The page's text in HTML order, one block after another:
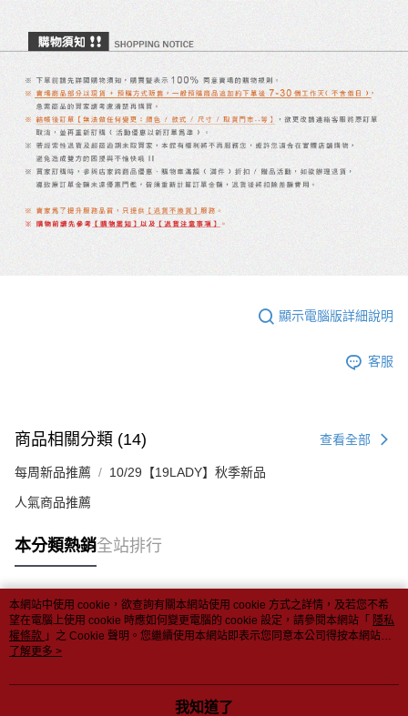
顯示電腦版詳細說明
客服
商品相關分類 (14) 查看全部
每周新品推薦 10/29【19LADY】秋季新品
人氣商品推薦
本分類熱銷全站排行
熱門標籤
本網站中使用 cookie，欲查詢有關本網站使用 cookie 方式之詳情，及若您不希
望在電腦上使用 cookie 時應如何變更電腦的 cookie 設定，請參閱本網站「 隱私
權條款 」之 Cookie 聲明。您繼續使用本網站即表示您同意本公司得按本網站使
用條款之 Cookie 聲明使用 cookie。
了解更多 >
我知道了